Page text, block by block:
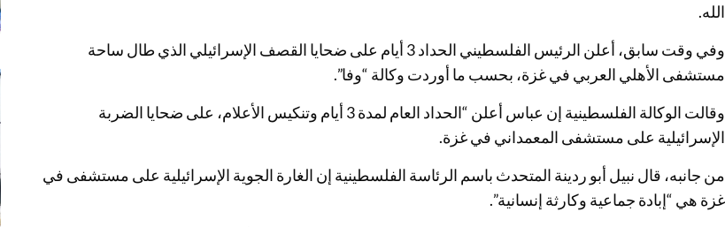
الله.
وفي وقت سابق، أعلن الرئيس الفلسطيني الحداد 3 أيام على ضحايا القصف الإسرائيلي الذي طال ساحة
مستشفى الأهلي العربي في غزة، بحسب ما أوردت وكالة “وفا”.
وقالت الوكالة الفلسطينية إن عباس أعلن “الحداد العام لمدة 3 أيام وتنكيس الأعلام، على ضحايا الضربة
الإسرائيلية على مستشفى المعمداني في غزة.
من جانبه، قال نبيل أبو ردينة المتحدث باسم الرئاسة الفلسطينية إن الغارة الجوية الإسرائيلية على مستشفى في
غزة هي “إبادة جماعية وكارثة إنسانية”.